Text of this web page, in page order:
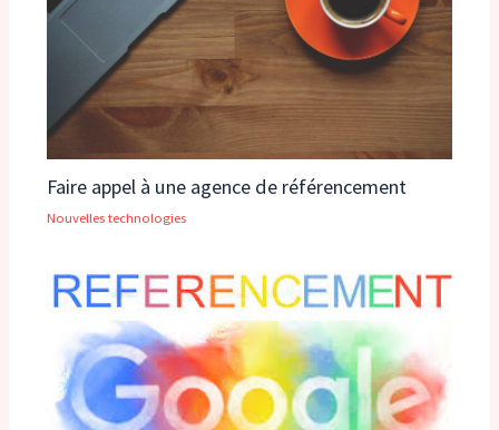
Faire appel à une agence de référencement
Nouvelles technologies